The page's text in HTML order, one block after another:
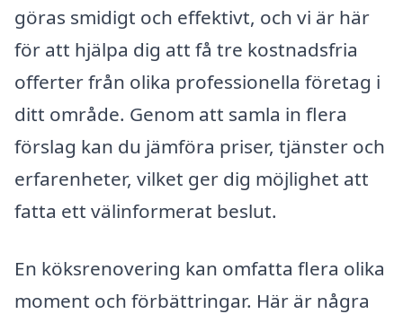
göras smidigt och effektivt, och vi är här
för att hjälpa dig att få tre kostnadsfria
offerter från olika professionella företag i
ditt område. Genom att samla in flera
förslag kan du jämföra priser, tjänster och
erfarenheter, vilket ger dig möjlighet att
fatta ett välinformerat beslut.
En köksrenovering kan omfatta flera olika
moment och förbättringar. Här är några